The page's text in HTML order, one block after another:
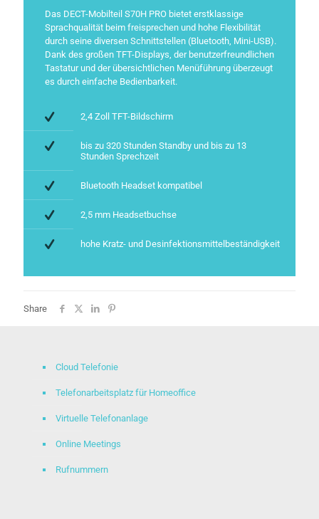
Das DECT-Mobilteil S70H PRO bietet erstklassige
Sprachqualität beim freisprechen und hohe Flexibilität
durch seine diversen Schnittstellen (Bluetooth, Mini-USB).
Dank des großen TFT-Displays, der benutzerfreundlichen
Tastatur und der übersichtlichen Menüführung überzeugt
es durch einfache Bedienbarkeit.
2,4 Zoll TFT-Bildschirm
bis zu 320 Stunden Standby und bis zu 13
Stunden Sprechzeit
Bluetooth Headset kompatibel
2,5 mm Headsetbuchse
hohe Kratz- und Desinfektionsmittelbeständigkeit
Share
Cloud Telefonie
Telefonarbeitsplatz für Homeoffice
Virtuelle Telefonanlage
Online Meetings
Rufnummern